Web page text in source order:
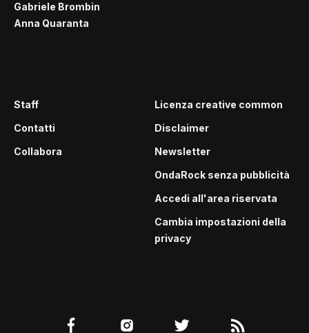
Gabriele Brombin
Anna Quaranta
Staff
Contatti
Collabora
Licenza creative common
Disclaimer
Newsletter
OndaRock senza pubblicità
Accedi all'area riservata
Cambia impostazioni della
privacy